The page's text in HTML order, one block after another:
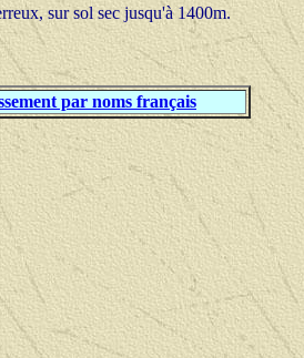
sur sol sec jusqu'à 1400m.
par noms français